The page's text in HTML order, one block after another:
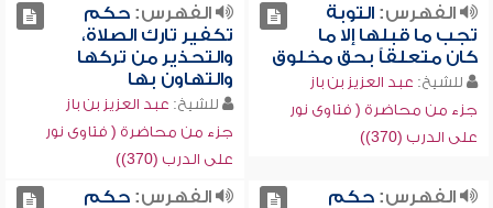
الفهرس:التوبة
تجب ما قبلها إلا ما
كان متعلقاً بحق مخلوق
للشيخ: عبد العزيز بن باز
جزء من محاضرة ( فتاوى نور
على الدرب (370))
الفهرس:حكم
تكفير تارك الصلاة،
والتحذير من تركها
والتهاون بها
للشيخ: عبد العزيز بن باز
جزء من محاضرة ( فتاوى نور
على الدرب (370))
الفهرس:حكم
الفهرس:حكم